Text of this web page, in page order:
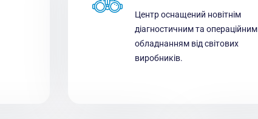
Центр оснащений новітнім
діагностичним та операційним
обладнанням від світових
виробників.